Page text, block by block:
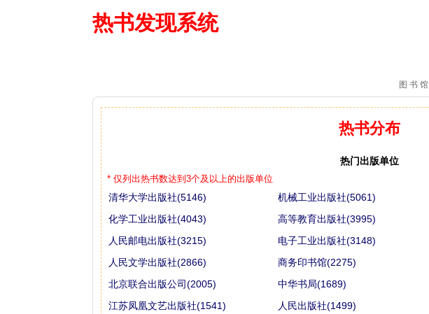
热书发现系统
图 书 馆
热书分布
热门出版单位
* 仅列出热书数达到3个及以上的出版单位
清华大学出版社(5146) 机械工业出版社(5061)
化学工业出版社(4043)
高等教育出版社(3995)
人民邮电出版社(3215)
电子工业出版社(3148)
人民文学出版社(2866)
商务印书馆(2275)
北京联合出版公司(2005)
中华书局(1689)
江苏凤凰文艺出版社(1541)
人民出版社(1499)